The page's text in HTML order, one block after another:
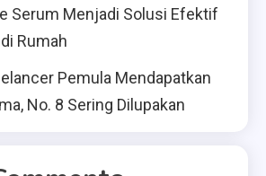
Serum Menjadi Solusi Efektif
Rumah
Pemula Mendapatkan
No. 8 Sering Dilupakan